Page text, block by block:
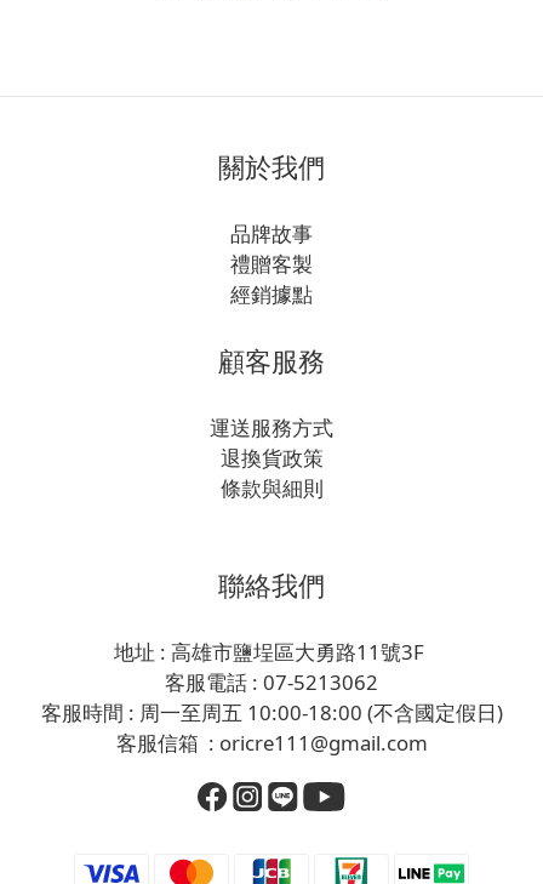
關於我們
品牌故事
禮贈客製
經銷據點
顧客服務
運送服務方式
退換貨政策
條款與細則
聯絡我們
地址 : 高雄市鹽埕區大勇路11號3F
客服電話 : 07-5213062
客服時間 : 周一至周五 10:00-18:00 (不含國定假日)
客服信箱 : oricre111@gmail.com